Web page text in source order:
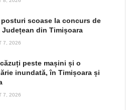
scoase la concurs de
din Timișoara
7, 2026
peste mașini și o
inundată, în Timișoara și
7, 2026